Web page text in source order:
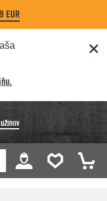
EUR